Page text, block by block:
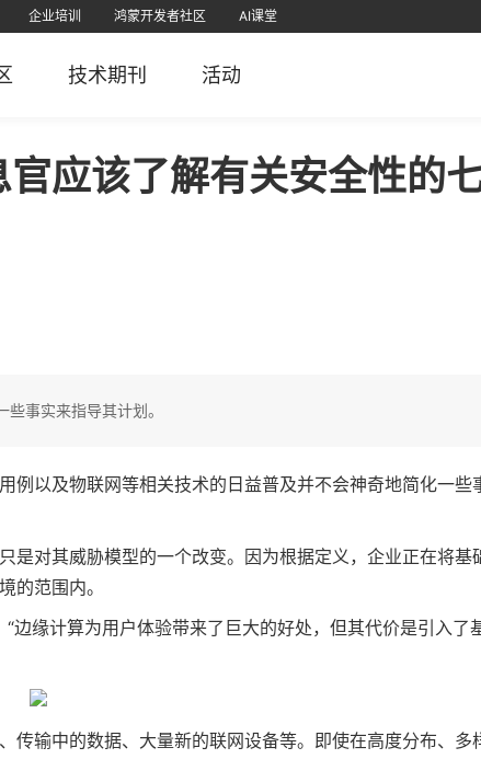
企业培训 鸿蒙开发者社区
AI课堂
技术期刊 活动
应该了解有关安全性的
事实来指导其计划。
例以及物联网等相关技术的日益普及并不会神奇地简化一些
是对其威胁模型的一个改变。因为根据定义，企业正在将基
的范围内。
缘计算为用户体验带来了巨大的好处，但其代价是引入了
传输中的数据、大量新的联网设备等。即使在高度分布、多